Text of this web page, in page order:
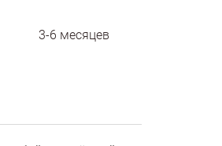
3-6 месяцев